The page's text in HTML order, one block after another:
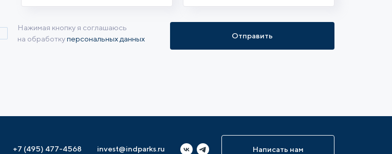
Нажимая кнопку я соглашаюсь
на обработкуперсональных данных Отправить
+7 (495) 477-4568 invest@indparks.ru Написать нам